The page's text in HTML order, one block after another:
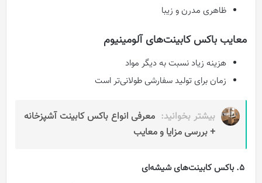
ظاهری مدرن و زیبا
معایب باکس کابینت‌های آلومینیوم
هزینه زیاد نسبت به دیگر مواد
زمان برای تولید سفارشی طولانی‌‌تر است
بیشتر بخوانید: معرفی انواع باکس کابینت آشپزخانه
+ بررسی مزایا و معایب
باکس کابینت‌های شیشه‌ای